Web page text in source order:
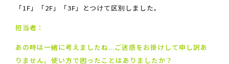
「1F」「2F」「3F」とつけて区別しました。
担当者：
あの時は一緒に考えましたね...ご迷惑をお掛けして申し訳あ
りません。使い方で困ったことはありましたか？